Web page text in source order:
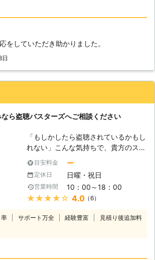
器具は前から取り付けられていたもの
おかしいと感じたら、早急にご相談下
い】 便利屋とは違い、私どもは法律
で守秘義務が義務付けられていますの
でご安心ください。実は、盗聴という
のはそれ自体は犯罪行為にならず、
中々警察が動いてくれることがありま
せん。事件性がはっきりしないこと
は、警察は動いてくれないですから、
私達探偵の出番です。盗聴器は仕掛け
る場所がだいたい決まっています。回
をしていただき助かりました。
ら盗聴バスターズへご相談ください
「もしかしたら盗聴されているかもし
れない」こんな気持ちで、貴方のスト
レスは溜まってませんか？元々「日本
は治安が良い」という声がありました
が、近年、日本でも一歩外に出ればそ
の陰りが出始めていますので、せめて
家の中くらい、安心して何も考えず過
もし盗聴・盗撮をされていると、安心
目安料金 ー
定休日 日曜・祝日
営業時間 10：00～18：00
★★★★★ 4.0（6）
サポート万全 経験豊富
見積り後追加料